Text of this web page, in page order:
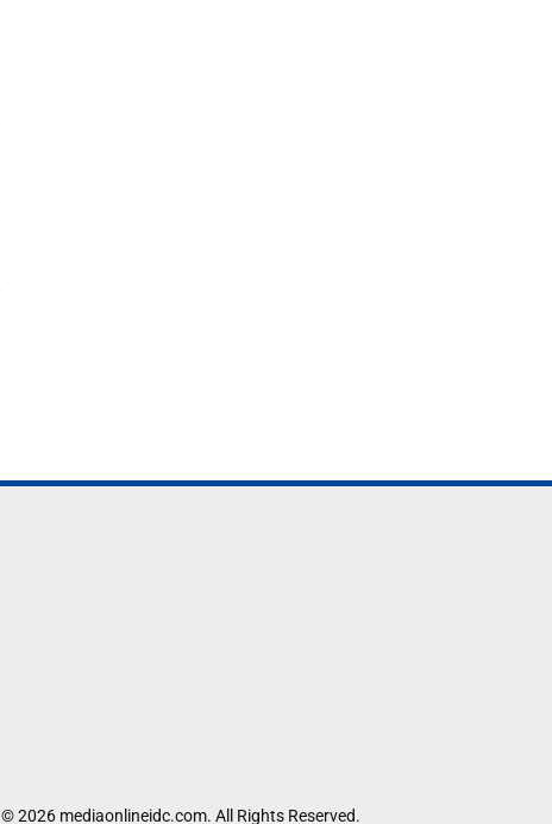
© 2026 mediaonlineidc.com. All Rights Reserved.